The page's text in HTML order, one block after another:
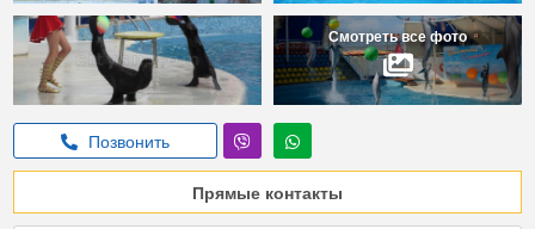
Смотреть все фото
Позвонить
Прямые контакты